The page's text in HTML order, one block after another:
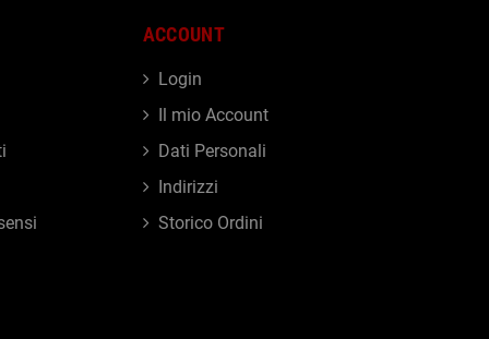
ACCOUNT
Login
Il mio Account
Dati Personali
Indirizzi
Storico Ordini